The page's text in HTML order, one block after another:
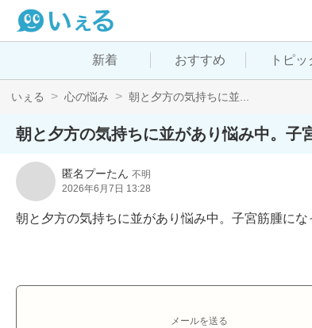
新着 おすすめ トピッ
いぇる 心の悩み 朝と夕方の気持ちに並...
朝と夕方の気持ちに並があり悩み中。
匿名プーたん 不明
2026年6月7日 13:28
朝と夕方の気持ちに並があり悩み中。子宮筋腫に
メールを送る